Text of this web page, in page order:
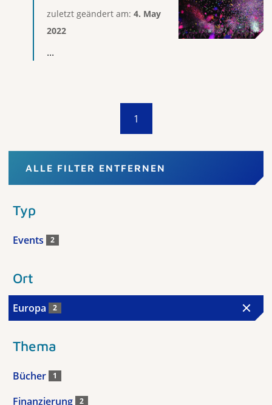
zuletzt geändert am: 4. May
2022
...
1
ALLE FILTER ENTFERNEN
Typ
Events 2
Ort
Europa 2
Thema
Bücher 1
Finanzierung 2